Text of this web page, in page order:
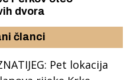
dvora
članci